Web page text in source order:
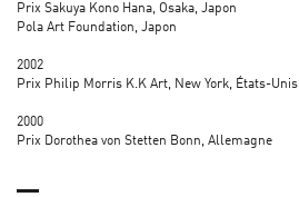
Prix Sakuya Kono Hana, Osaka, Japon
Pola Art Foundation, Japon
2002
Prix Philip Morris K.K Art, New York, États-Unis
2000
Prix Dorothea von Stetten Bonn, Allemagne